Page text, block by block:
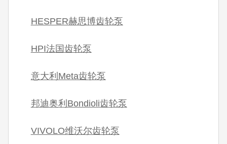
HESPER赫思博齿轮泵
HPI法国齿轮泵
意大利Meta齿轮泵
邦迪奥利Bondioli齿轮泵
VIVOLO维沃尔齿轮泵